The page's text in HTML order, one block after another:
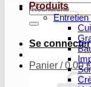
Recherche
pour :
Se connecter
Panier /0,00€
Produits